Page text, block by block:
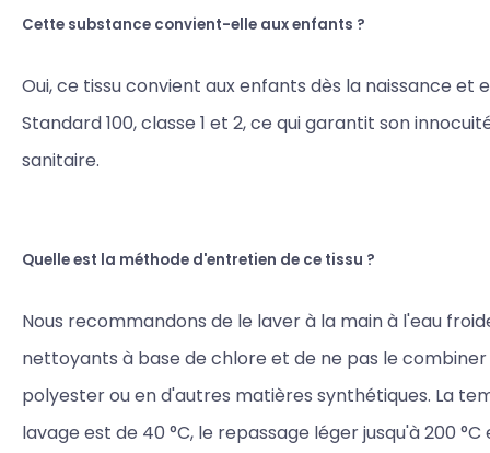
Cette substance convient-elle aux enfants ?
Oui, ce tissu convient aux enfants dès la naissance et
Standard 100, classe 1 et 2, ce qui garantit son
sanitaire.
Quelle est la méthode d'entretien de ce tissu ?
Nous recommandons de le laver à la main à l'eau
nettoyants à base de chlore et de ne pas le
polyester ou en d'autres matières synthétiques. La
lavage est de 40 °C, le repassage léger jusqu'à 200